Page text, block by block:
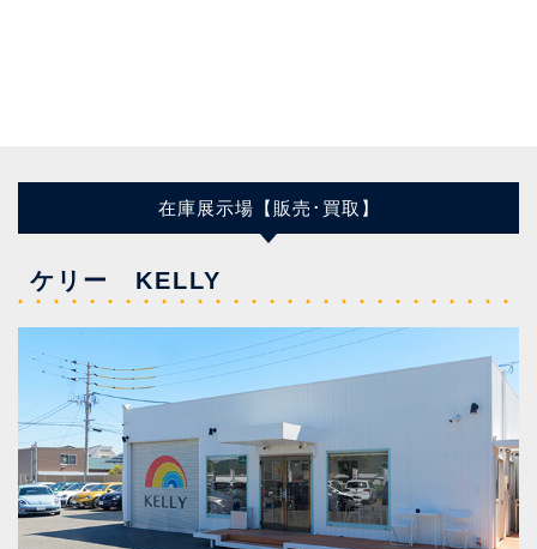
在庫展示場【販売･買取】
ケリー KELLY